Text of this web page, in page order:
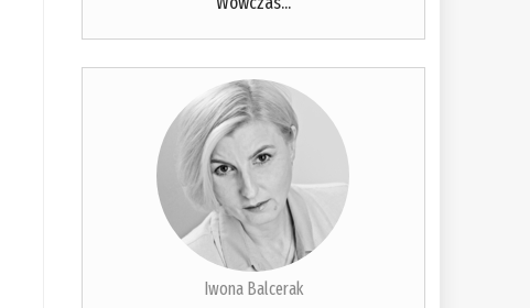
Iwona Balcerak